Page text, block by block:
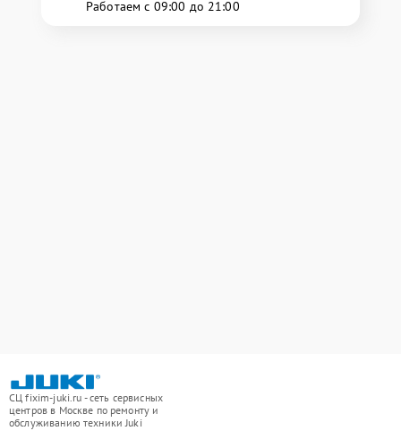
Работаем с 09:00 до 21:00
СЦ fixim-juki.ru - сеть сервисных
центров в Москве по ремонту и
обслуживанию техники Juki